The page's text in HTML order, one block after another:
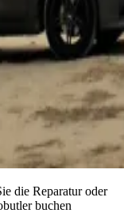
die Reparatur oder
buchen